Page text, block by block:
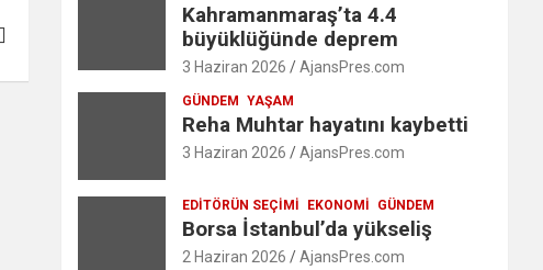
Kahramanmaraş’ta 4.4
büyüklüğünde deprem
3 Haziran 2026 AjansPres.com
GÜNDEM YAŞAM
Reha Muhtar hayatını kaybetti
3 Haziran 2026 AjansPres.com
EDITÖRÜN SEÇIMI EKONOMI GÜNDEM
Borsa İstanbul’da yükseliş
2 Haziran 2026 AjansPres.com